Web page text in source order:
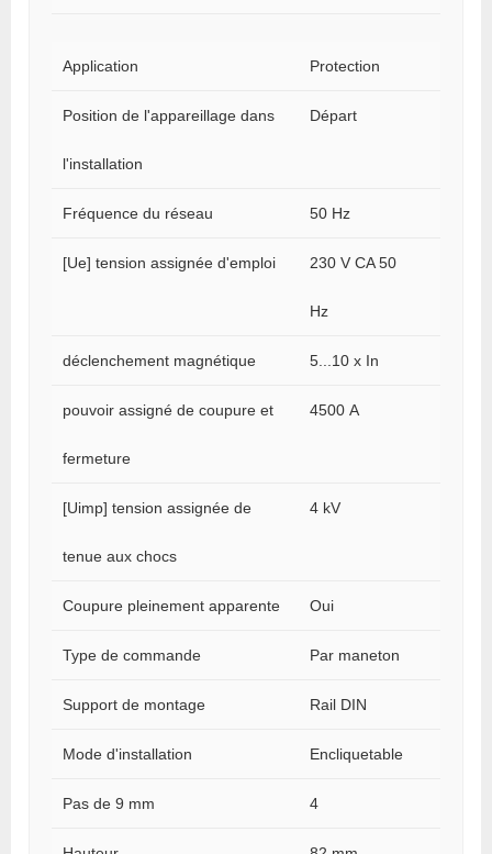
Application Protection
Position de l'appareillage dans
l'installation
Départ
Fréquence du réseau 50 Hz
[Ue] tension assignée d'emploi 230 V CA 50
Hz
déclenchement magnétique 5...10 x In
pouvoir assigné de coupure et
fermeture
4500 A
[Uimp] tension assignée de
tenue aux chocs
4 kV
Coupure pleinement apparente Oui
Type de commande Par maneton
Support de montage Rail DIN
Mode d'installation Encliquetable
Pas de 9 mm 4